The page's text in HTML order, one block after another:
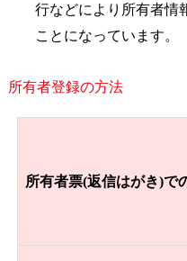
行などにより所有者情
ことになっています。
所有者登録の方法
所有者票(返信はがき)で